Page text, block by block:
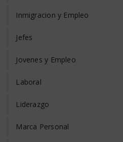
Inmigracion y Empleo
Jefes
Jovenes y Empleo
Laboral
Liderazgo
Marca Personal